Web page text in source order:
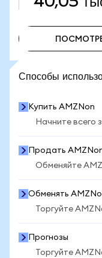
Способы
Купить AMZNon
Начните всего
Продать
Обменяйте
Обменять
Торгуйте
Прогнозы
Торгуйте